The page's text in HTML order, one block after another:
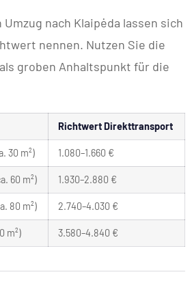
nach Klaipėda lassen sich
nennen. Nutzen Sie die
groben Anhaltspunkt für die
Richtwert Direkttransport
30 m²) 1.080–1.660 €
60 m²) 1.930–2.880 €
80 m²) 2.740–4.030 €
m²) 3.580–4.840 €